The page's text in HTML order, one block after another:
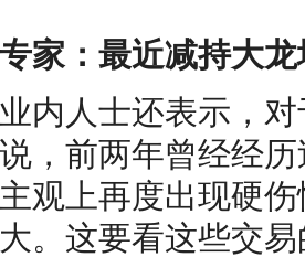
家：最近减持大
人士还表示，对
，前两年曾经经
观上再度出现硬
。这要看这些交